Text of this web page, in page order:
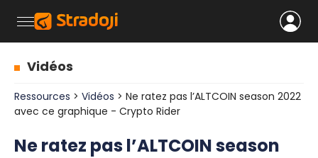
Vidéos
Ressources > Vidéos > Ne ratez pas l’ALTCOIN season 2022
avec ce graphique - Crypto Rider
Ne ratez pas l’ALTCOIN season